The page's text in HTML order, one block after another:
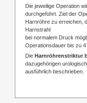
Die jeweilige Operation
durchgeführt. Ziel der
Harnröhre zu erreichen,
Harnstrahl
bei normalem Druck
Operationsdauer bis zu 4
Die Harnröhrenstriktur
dazugehörigen
ausführlich beschrieben.